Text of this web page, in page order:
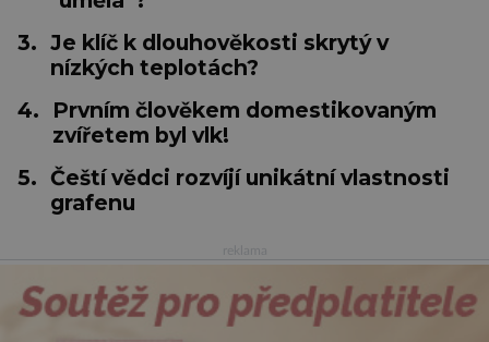
3. Je klíč k dlouhověkosti skrytý v
nízkých teplotách?
4.
Prvním člověkem domestikovaným
zvířetem byl vlk!
5. Čeští vědci rozvíjí unikátní vlastnosti
grafenu